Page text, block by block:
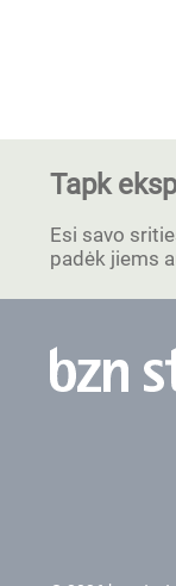
Tapk
Esi savo
padėk jiems